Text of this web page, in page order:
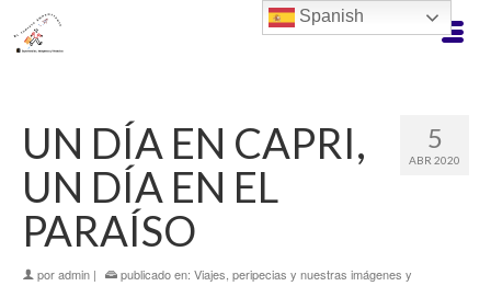
5
ABR 2020
UN DÍA EN CAPRI,
UN DÍA EN EL
PARAÍSO
poradmin | publicado en: Viajes, peripecias y nuestras imágenes y
Spanish